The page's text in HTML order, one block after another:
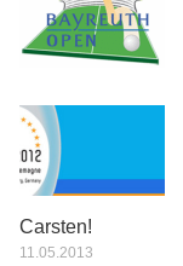
Carsten!
11.05.2013